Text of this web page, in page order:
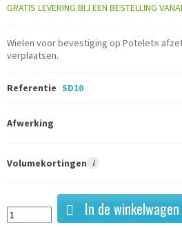
GRATIS LEVERING BIJ EEN BESTELLING
Wielen voor bevestiging op Potelet®
verplaatsen.
Referentie SD10
Afwerking
Volumekortingen i
In de